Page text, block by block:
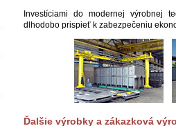
Investíciami do modernej výrobnej
dlhodobo prispieť k zabezpečeniu
Ďalšie výrobky a zákazková